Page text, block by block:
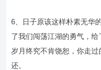
6、日子原该这样朴素无华
了我们闯荡江湖的勇气，给
岁月终究不肯饶恕，你走
还。